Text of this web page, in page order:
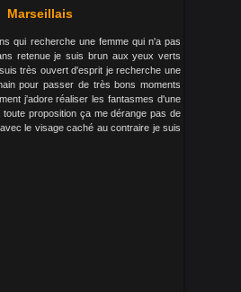
Marseillais
qui recherche une femme qui n'a pas
retenue je suis brun aux yeux verts
très ouvert d'esprit je recherche une
pour passer de très bons moments
j'adore réaliser les fantasmes d'une
proposition ça me dérange pas de
le visage caché au contraire je suis